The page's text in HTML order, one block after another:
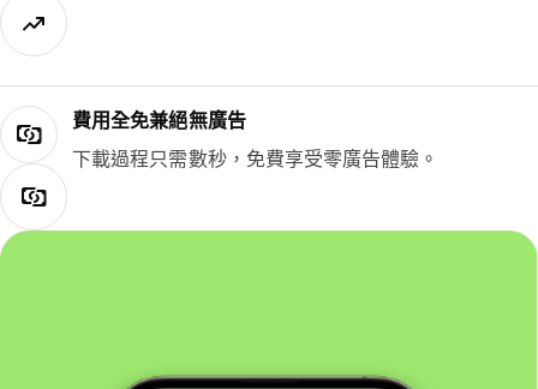
費用全免兼絕無廣告
下載過程只需數秒，免費享受零廣告體驗。